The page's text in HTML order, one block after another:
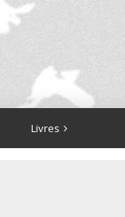
Livres